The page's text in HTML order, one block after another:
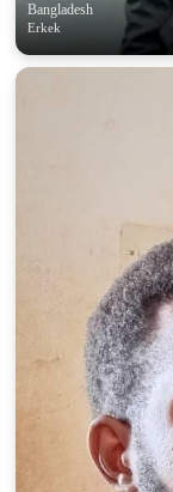
Bangladesh
Erkek